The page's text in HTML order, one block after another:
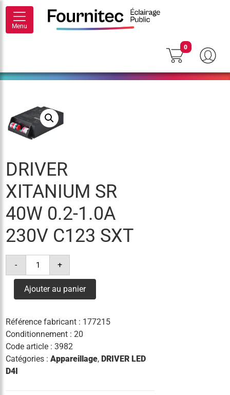
Menu
0
DRIVER
XITANIUM SR
40W 0.2-1.0A
230V C123 SXT
-
quantité
driver
sr
40w
230v
c123
+
Ajouter au panier
Référence fabricant : 177215
Conditionnement : 20
Code article :3982
Catégories :Appareillage, DRIVER LED
D4I